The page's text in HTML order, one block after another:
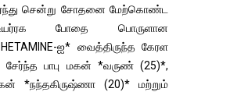
சென்று சோதனை மேற்கொண்ட
போதை பொருளான
ஐ* வைத்திருந்த கேரள
சேர்ந்த பாபு மகன் *வருண் (25)*,
*நந்தகிருஷ்ணா (20)* மற்றும்